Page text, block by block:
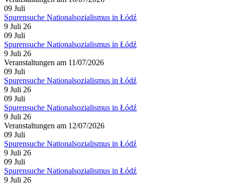
09 Juli
Spurensuche Nationalsozialismus in Łódź
9 Juli 26
09 Juli
Spurensuche Nationalsozialismus in Łódź
9 Juli 26
Veranstaltungen am 11/07/2026
09 Juli
Spurensuche Nationalsozialismus in Łódź
9 Juli 26
09 Juli
Spurensuche Nationalsozialismus in Łódź
9 Juli 26
Veranstaltungen am 12/07/2026
09 Juli
Spurensuche Nationalsozialismus in Łódź
9 Juli 26
09 Juli
Spurensuche Nationalsozialismus in Łódź
9 Juli 26